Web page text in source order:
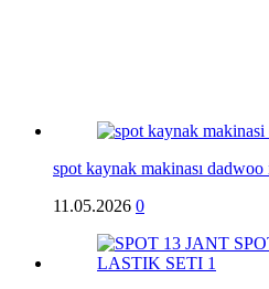
spot kaynak makinası
11.05.2026 0